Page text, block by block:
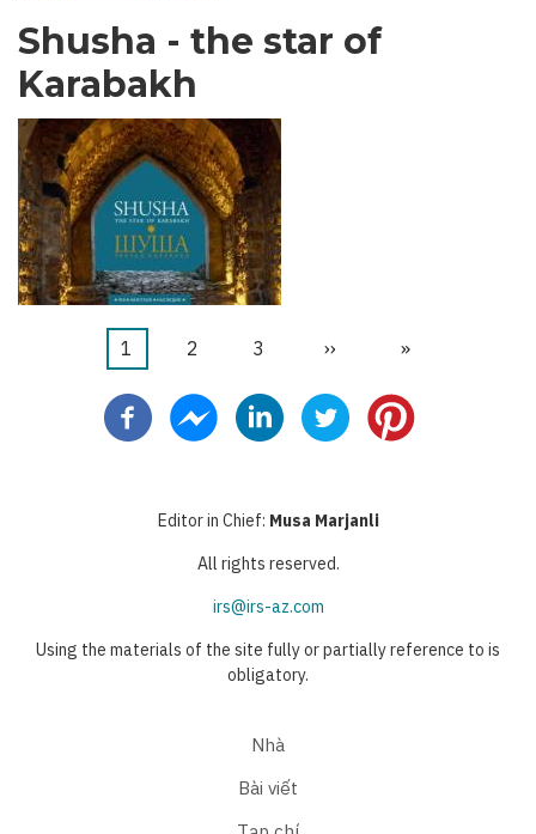
Shusha - the star of
Karabakh
Pagination
Trang
thời
1 Trang
2 Trang
3
Next
››
Last
»
Editor in Chief: Musa Marjanli
All rights reserved.
irs@irs-az.com
Using the materials of the site fully or partially reference to is
obligatory.
Nhà
Bài viết